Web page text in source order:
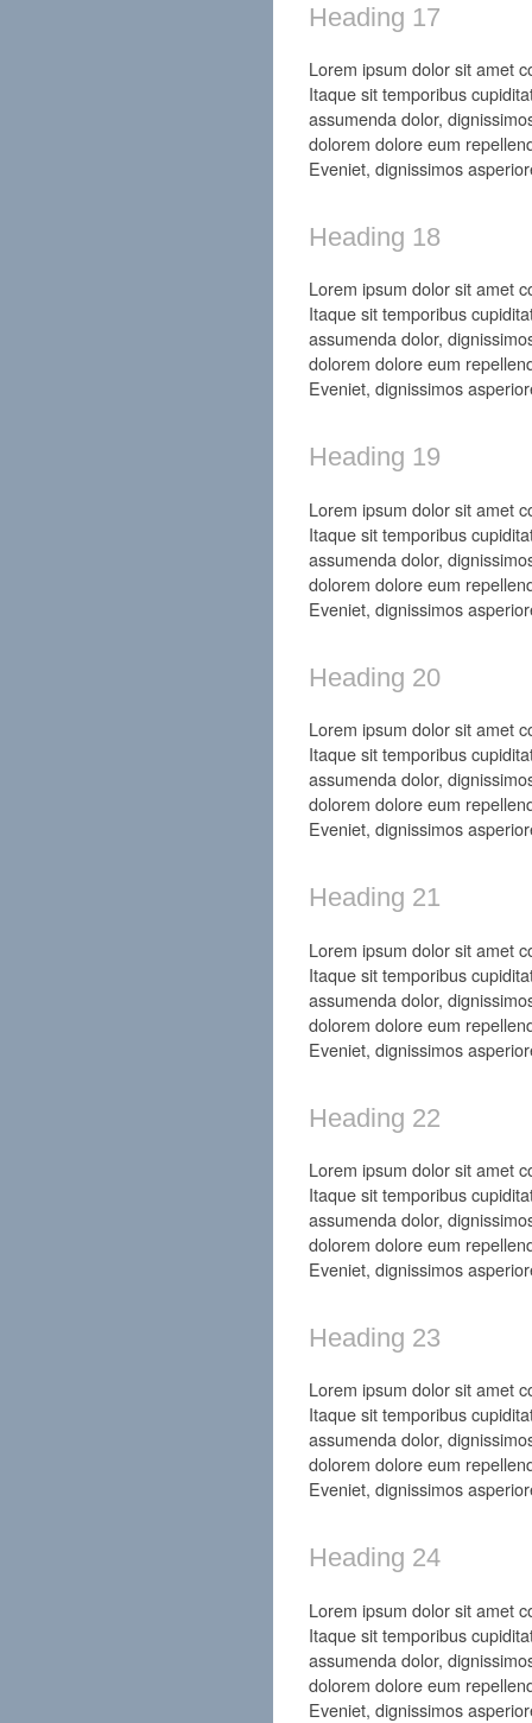
Heading 17
Lorem ipsum dolor sit amet
Itaque sit temporibus
assumenda dolor,
dolorem dolore eum
Eveniet, dignissimos
Heading 18
Lorem ipsum dolor sit amet
Itaque sit temporibus
assumenda dolor,
dolorem dolore eum
Eveniet, dignissimos
Heading 19
Lorem ipsum dolor sit amet
Itaque sit temporibus
assumenda dolor,
dolorem dolore eum
Eveniet, dignissimos
Heading 20
Lorem ipsum dolor sit amet
Itaque sit temporibus
assumenda dolor,
dolorem dolore eum
Eveniet, dignissimos
Heading 21
Lorem ipsum dolor sit amet
Itaque sit temporibus
assumenda dolor,
dolorem dolore eum
Eveniet, dignissimos
Heading 22
Lorem ipsum dolor sit amet
Itaque sit temporibus
assumenda dolor,
dolorem dolore eum
Eveniet, dignissimos
Heading 23
Lorem ipsum dolor sit amet
Itaque sit temporibus
assumenda dolor,
dolorem dolore eum
Eveniet, dignissimos
Heading 24
Lorem ipsum dolor sit amet
Itaque sit temporibus
assumenda dolor,
dolorem dolore eum
Eveniet, dignissimos